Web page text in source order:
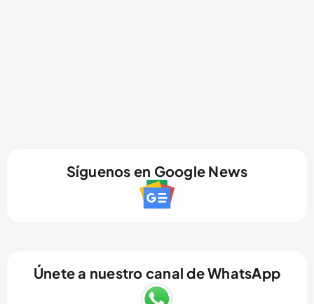
Síguenos en Google News
Únete a nuestro canal de WhatsApp